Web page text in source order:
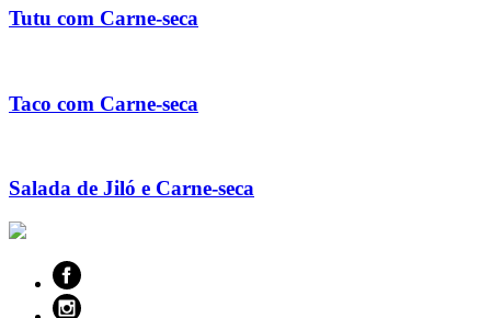
Tutu com Carne-seca
Taco com Carne-seca
Salada de Jiló e Carne-seca